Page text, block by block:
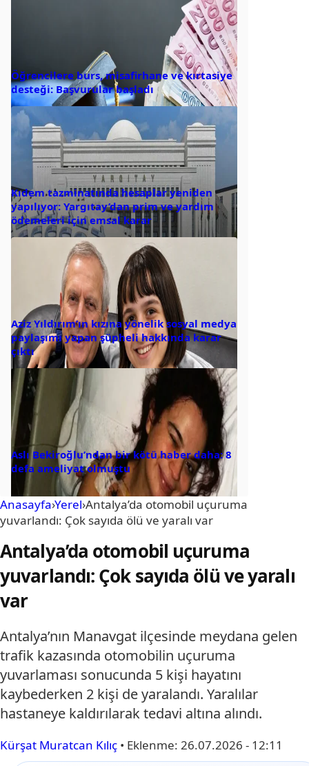
Öğrencilere burs, misafirhane ve kırtasiye
desteği: Başvurular başladı
Kıdem tazminatında hesaplar yeniden
yapılıyor: Yargıtay’dan prim ve yardım
ödemeleri için emsal karar
Aziz Yıldırım’ın kızına yönelik sosyal medya
paylaşımı yapan şüpheli hakkında karar
çıktı
Aslı Bekiroğlu’ndan bir kötü haber daha: 8
defa ameliyat olmuştu
Anasayfa›Yerel›Antalya’da otomobil uçuruma
yuvarlandı: Çok sayıda ölü ve yaralı var
Antalya’da otomobil uçuruma
yuvarlandı: Çok sayıda ölü ve yaralı
var
Antalya’nın Manavgat ilçesinde meydana gelen
trafik kazasında otomobilin uçuruma
yuvarlaması sonucunda 5 kişi hayatını
kaybederken 2 kişi de yaralandı. Yaralılar
hastaneye kaldırılarak tedavi altına alındı.
Kürşat Muratcan Kılıç • Eklenme: 26.07.2026 - 12:11